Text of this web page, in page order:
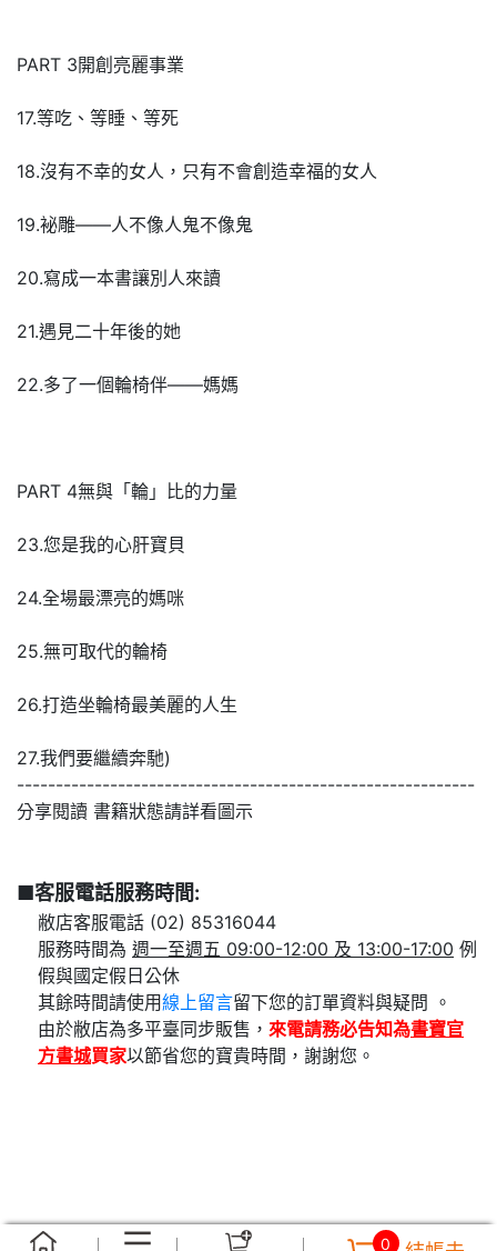
PART 3開創亮麗事業
17.等吃、等睡、等死
18.沒有不幸的女人，只有不會創造幸福的女人
19.袐雕――人不像人鬼不像鬼
20.寫成一本書讓別人來讀
21.遇見二十年後的她
22.多了一個輪椅伴――媽媽
PART 4無與「輪」比的力量
23.您是我的心肝寶貝
24.全場最漂亮的媽咪
25.無可取代的輪椅
26.打造坐輪椅最美麗的人生
27.我們要繼續奔馳)
-----------------------------------------------------------
分享閱讀 書籍狀態請詳看圖示
■客服電話服務時間:
敝店客服電話 (02) 85316044
服務時間為 週一至週五 09:00-12:00 及 13:00-17:00 例
假與國定假日公休
其餘時間請使用線上留言
留下您的訂單資料與疑問 。
由於敝店為多平臺同步販售， 來電請務必告知為書寶官
方書城買家以節省您的寶貴時間，謝謝您。
0